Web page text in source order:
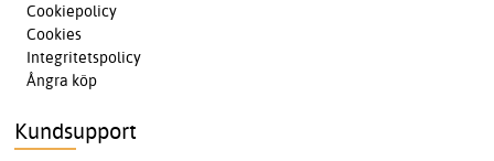
Cookiepolicy
Cookies
Integritetspolicy
Ångra köp
Kundsupport